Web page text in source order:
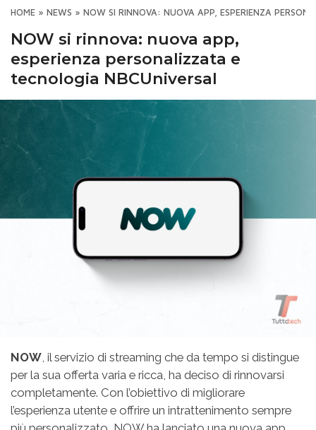
HOME » NEWS » NOW SI RINNOVA: NUOVA APP, ESPERIENZA
NOW si rinnova: nuova app,
esperienza personalizzata e
tecnologia NBCUniversal
NOW , il servizio di streaming che da tempo si distingue
per la sua offerta varia e ricca, ha deciso di rinnovarsi
completamente. Con l’obiettivo di migliorare
l’esperienza utente e offrire un intrattenimento sempre